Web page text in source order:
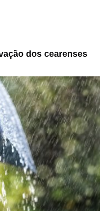
dos cearenses